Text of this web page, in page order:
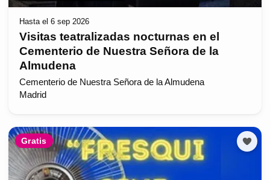
Hasta el 6 sep 2026
Visitas teatralizadas nocturnas en el
Cementerio de Nuestra Señora de la
Almudena
Cementerio de Nuestra Señora de la Almudena
Madrid
Gratis